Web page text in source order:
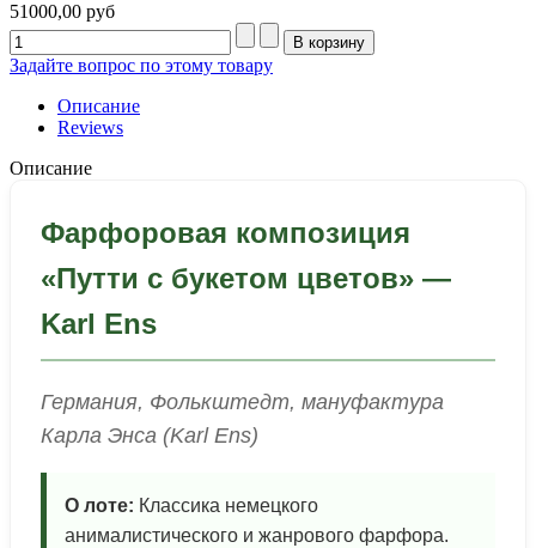
51000,00 руб
Задайте вопрос по этому товару
Описание
Reviews
Описание
Фарфоровая композиция
«Путти с букетом цветов» —
Karl Ens
Германия, Фолькштедт, мануфактура
Карла Энса (Karl Ens)
О лоте: Классика немецкого
анималистического и жанрового фарфора.